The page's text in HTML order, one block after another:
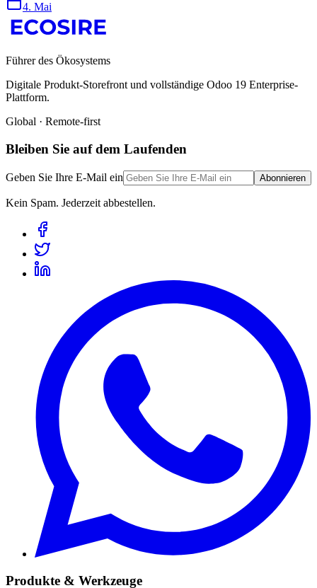
4. Mai
Führer des Ökosystems
Digitale Produkt-Storefront und vollständige Odoo 19 Enterprise-
Plattform.
Global · Remote-first
Bleiben Sie auf dem Laufenden
Geben Sie Ihre E-Mail ein Abonnieren
Kein Spam. Jederzeit abbestellen.
Produkte & Werkzeuge